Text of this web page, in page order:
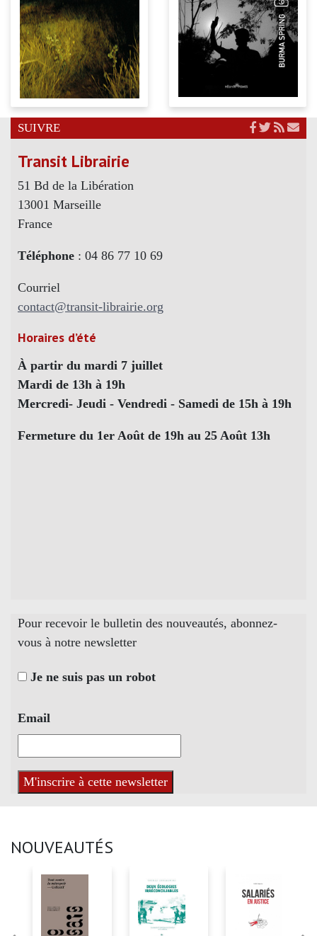
SUIVRE
Transit Librairie
51 Bd de la Libération
13001 Marseille
France
Téléphone : 04 86 77 10 69
Courriel
contact@transit-librairie.org
Horaires d’été
À partir du mardi 7 juillet
Mardi de 13h à 19h
Mercredi- Jeudi - Vendredi - Samedi de 15h à 19h
Fermeture du 1er Août de 19h au 25 Août 13h
Pour recevoir le bulletin des nouveautés, abonnez-
vous à notre newsletter
Je ne suis pas un robot
Email
NOUVEAUTÉS